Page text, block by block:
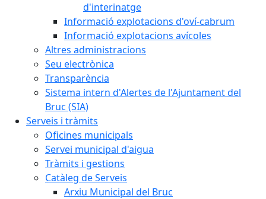
d'interinatge
Informació explotacions d'oví-cabrum
Informació explotacions avícoles
Altres administracions
Seu electrònica
Transparència
Sistema intern d'Alertes de l'Ajuntament del
Bruc (SIA)
Serveis i tràmits
Oficines municipals
Servei municipal d'aigua
Tràmits i gestions
Catàleg de Serveis
Arxiu Municipal del Bruc